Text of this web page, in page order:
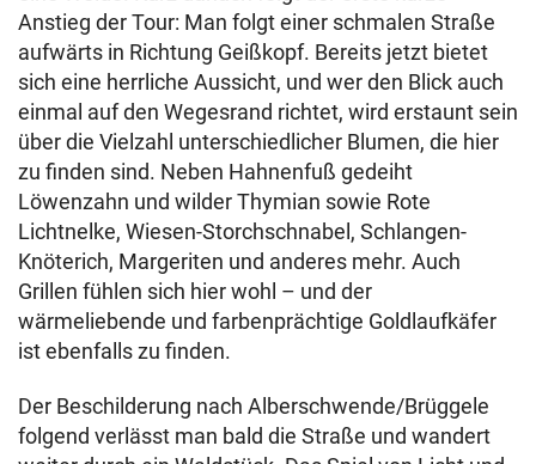
Anstieg der Tour: Man folgt einer schmalen Straße
aufwärts in Richtung Geißkopf. Bereits jetzt bietet
sich eine herrliche Aussicht, und wer den Blick auch
einmal auf den Wegesrand richtet, wird erstaunt sein
über die Vielzahl unterschiedlicher Blumen, die hier
zu finden sind. Neben Hahnenfuß gedeiht
Löwenzahn und wilder Thymian sowie Rote
Lichtnelke, Wiesen-Storchschnabel, Schlangen-
Knöterich, Margeriten und anderes mehr. Auch
Grillen fühlen sich hier wohl – und der
wärmeliebende und farbenprächtige Goldlaufkäfer
ist ebenfalls zu finden.
Der Beschilderung nach Alberschwende/Brüggele
folgend verlässt man bald die Straße und wandert